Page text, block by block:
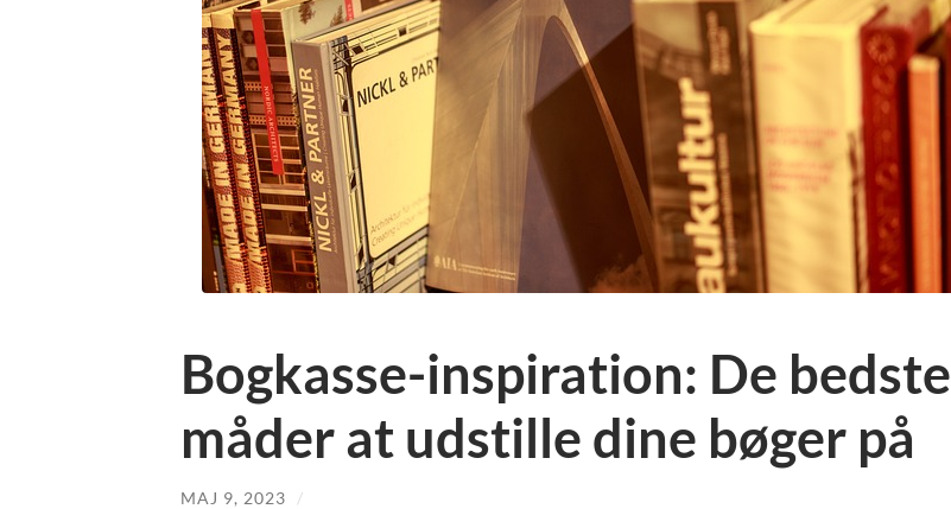
Bogkasse-inspiration: De bedste
måder at udstille dine bøger på
MAJ 9, 2023 /